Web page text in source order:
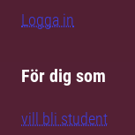
Logga in
För dig som
vill bli student